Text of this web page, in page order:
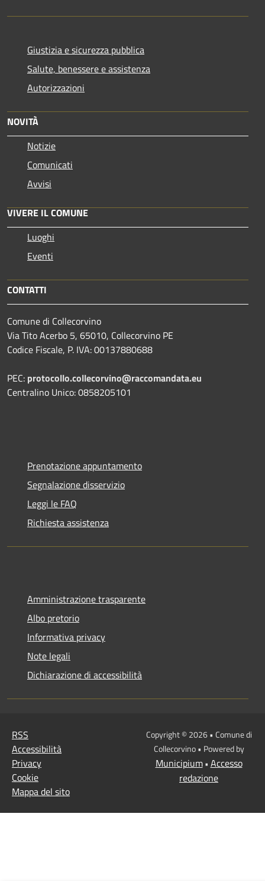
Giustizia e sicurezza pubblica
Salute, benessere e assistenza
Autorizzazioni
NOVITÀ
Notizie
Comunicati
Avvisi
VIVERE IL COMUNE
Luoghi
Eventi
CONTATTI
Comune di Collecorvino
Via Tito Acerbo 5, 65010, Collecorvino PE
Codice Fiscale, P. IVA: 00137880688
PEC: protocollo.collecorvino@raccomandata.eu
Centralino Unico: 0858205101
Prenotazione appuntamento
Segnalazione disservizio
Leggi le FAQ
Richiesta assistenza
Amministrazione trasparente
Albo pretorio
Informativa privacy
Note legali
Dichiarazione di accessibilità
RSS
Accessibilità
Privacy
Cookie
Mappa del sito
Copyright © 2026 • Comune di
Collecorvino • Powered by
Municipium• Accesso
redazione